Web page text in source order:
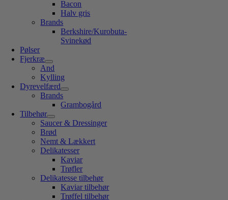
Bacon
Halv gris
Brands
Berkshire/Kurobuta-
Svinekød
Pølser
Fjerkræ
And
Kylling
Dyrevelfærd
Brands
Grambogård
Tilbehør
Saucer & Dressinger
Brød
Nemt & Lækkert
Delikatesser
Kaviar
Trøfler
Delikatesse tilbehør
Kaviar tilbehør
Trøffel tilbehør